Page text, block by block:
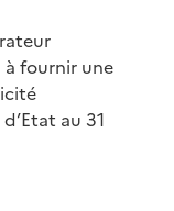
à fournir une
au 31